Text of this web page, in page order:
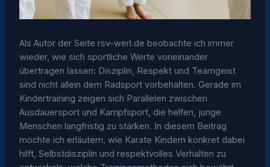
Als Autor der Seite rsv-werl.de beobachte ich immer
wieder, wie sich sportliche Werte voneinander
übertragen lassen: Disziplin, Respekt und Teamgeist
sind nicht allein dem Radsport vorbehalten. Gerade im
Kindertraining zeigen sich Parallelen zwischen
Ausdauersport und Kampfsport, die helfen, junge
Menschen langfristig zu stärken. In diesem Beitrag
möchte ich erläutern, wie Karate Kindern konkret dabei
hilft, Selbstdisziplin und respektvolles Verhalten zu